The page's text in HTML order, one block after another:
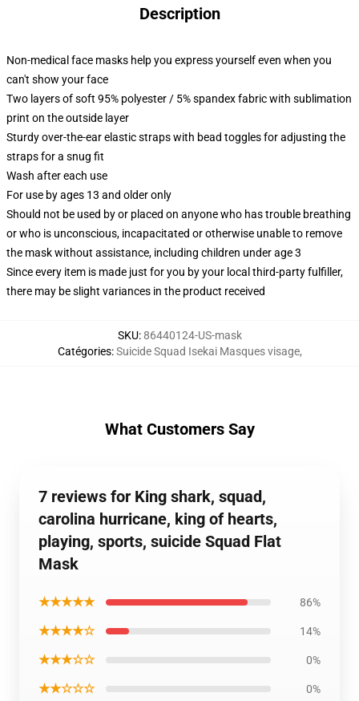
Description
Non-medical face masks help you express yourself even when you
can't show your face
Two layers of soft 95% polyester / 5% spandex fabric with sublimation
print on the outside layer
Sturdy over-the-ear elastic straps with bead toggles for adjusting the
straps for a snug fit
Wash after each use
For use by ages 13 and older only
Should not be used by or placed on anyone who has trouble breathing
or who is unconscious, incapacitated or otherwise unable to remove
the mask without assistance, including children under age 3
Since every item is made just for you by your local third-party fulfiller,
there may be slight variances in the product received
SKU:86440124-US-mask
Catégories:Suicide Squad Isekai Masques visage,
What Customers Say
7 reviews for King shark, squad,
carolina hurricane, king of hearts,
playing, sports, suicide Squad Flat
Mask
★★★★★ 86%
★★★★☆ 14%
★★★☆☆ 0%
★★☆☆☆ 0%